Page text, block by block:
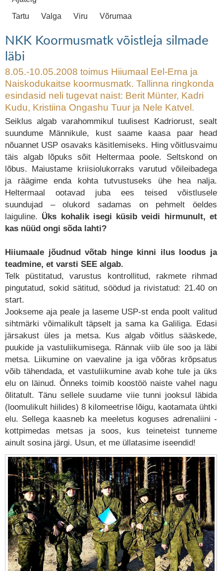
Tartu
Valga Viru Võrumaa
NKK Koormusmatk võistleja silmade
läbi
8.05.-10.05.2008 toimus Hiiumaal Eel-Erna ja
Naiskodukaitse koormusmatk. Tallinna ringkonda
esindasid neli tugevat naist: Berit Münter, Kadri
Kudu, Kristiina Ongashu Tuur ja Nele Katvel.
Seiklus algab varahommikul tuulisest Kadriorust, sealt
suundume Männikule, kust saame kaasa paar head
nõuannet USP osavaks käsitlemiseks. Hing võitlusvaimu
täis algab lõpuks sõit Heltermaa poole. Seltskond on
lõbus. Maiustame kriisiolukorraks varutud võileibadega
ja räägime enda kohta tutvustuseks ühe hea nalja.
Heltermaal ootavad juba ees teised võistlusele
suundujad – olukord sadamas on pehmelt öeldes
laiguline. Üks kohalik isegi küsib veidi hirmunult, et
kas nüüd ongi sõda lahti?
Hiiumaale jõudnud võtab hinge kinni ilus loodus ja
teadmine, et varsti SEE algab.
Telk püstitatud, varustus kontrollitud, rakmete rihmad
pingutatud, sokid sätitud, söödud ja rivistatud: 21.40 on
start.
Jookseme aja peale ja laseme USP-st enda poolt valitud
sihtmärki võimalikult täpselt ja sama ka Galiliga. Edasi
järsakust üles ja metsa. Kus algab võitlus sääskede,
puukide ja vastuliikumisega. Rännak viib üle soo ja läbi
metsa. Liikumine on vaevaline ja iga võõras krõpsatus
võib tähendada, et vastuliikumine avab kohe tule ja üks
elu on läinud. Õnneks toimib koostöö naiste vahel nagu
õlitatult. Tänu sellele suudame viie tunni jooksul läbida
(loomulikult hiilides) 8 kilomeetrise lõigu, kaotamata ühtki
elu. Sellega kaasneb ka meeletus koguses adrenaliini -
kottpimedas metsas ja soos, kus teineteist tunneme
ainult sosina järgi. Usun, et me üllatasime iseendid!